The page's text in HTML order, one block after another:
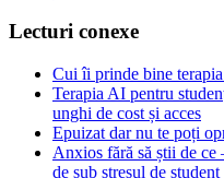
Lecturi conexe
Cui îi prinde bine
Terapia AI pentru
unghi de cost și acces
Epuizat dar nu te poți
Anxios fără să știi de
de sub stresul de student